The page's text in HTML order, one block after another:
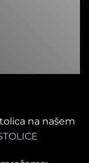
na našem